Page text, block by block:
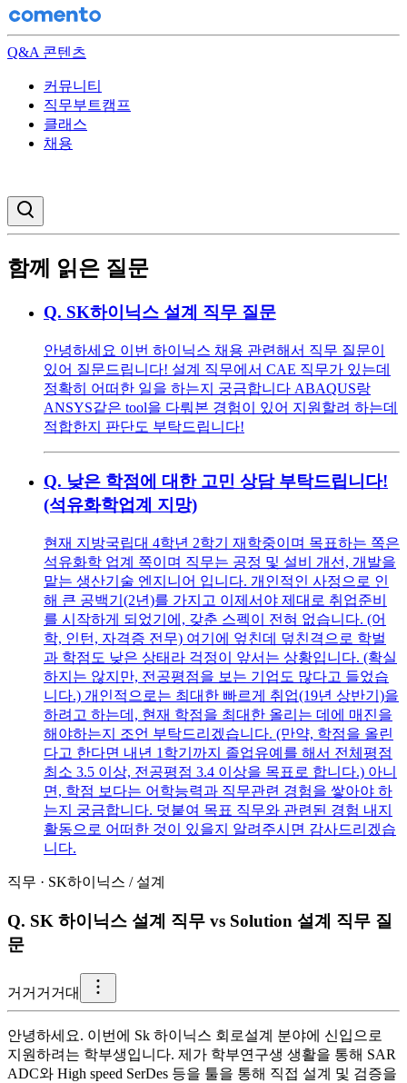
Q&A 콘텐츠
커뮤니티
직무부트캠프
클래스
채용
함께 읽은 질문
Q. SK하이닉스 설계 직무 질문
안녕하세요 이번 하이닉스 채용 관련해서 직무 질문이
있어 질문드립니다! 설계 직무에서 CAE 직무가 있는데
정확히 어떠한 일을 하는지 궁금합니다 ABAQUS랑
ANSYS같은 tool을 다뤄본 경험이 있어 지원할려 하는데
적합한지 판단도 부탁드립니다!
Q. 낮은 학점에 대한 고민 상담 부탁드립니다!
(석유화학업계 지망)
현재 지방국립대 4학년 2학기 재학중이며 목표하는 쪽은
석유화학 업계 쪽이며 직무는 공정 및 설비 개선, 개발을
맡는 생산기술 엔지니어 입니다. 개인적인 사정으로 인
해 큰 공백기(2년)를 가지고 이제서야 제대로 취업준비
를 시작하게 되었기에, 갖춘 스펙이 전혀 없습니다. (어
학, 인턴, 자격증 전무) 여기에 엎친데 덮친격으로 학벌
과 학점도 낮은 상태라 걱정이 앞서는 상황입니다. (확실
하지는 않지만, 전공평점을 보는 기업도 많다고 들었습
니다.) 개인적으로는 최대한 빠르게 취업(19년 상반기)을
하려고 하는데, 현재 학점을 최대한 올리는 데에 매진을
해야하는지 조언 부탁드리겠습니다. (만약, 학점을 올린
다고 한다면 내년 1학기까지 졸업유예를 해서 전체평점
최소 3.5 이상, 전공평점 3.4 이상을 목표로 합니다.) 아니
면, 학점 보다는 어학능력과 직무관련 경험을 쌓아야 하
는지 궁금합니다. 덧붙여 목표 직무와 관련된 경험 내지
활동으로 어떠한 것이 있을지 알려주시면 감사드리겠습
니다.
직무 · SK하이닉스 / 설계
Q. SK 하이닉스 설계 직무 vs Solution 설계 직무 질
문
거 거거거대
안녕하세요. 이번에 Sk 하이닉스 회로설계 분야에 신입으로
지원하려는 학부생입니다. 제가 학부연구생 생활을 통해 SAR
ADC와 High speed SerDes 등을 툴을 통해 직접 설계 및 검증을